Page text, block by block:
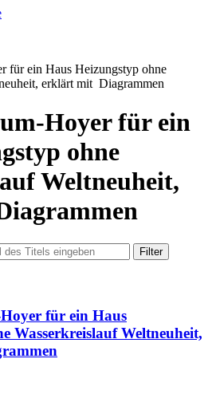
für ein Haus Heizungstyp ohne
erklärt mit Diagrammen
Hoyer für ein
ohne
Weltneuheit,
Filter
für ein Haus
Wasserkreislauf Weltneuheit,